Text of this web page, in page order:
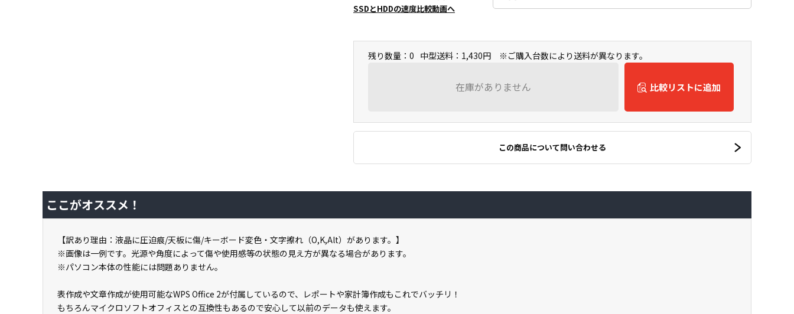
SSDとHDDの速度比較動画へ
残り数量：0 中型送料：1,430円 ※ご購入台数により送料が異なります。
在庫がありません 比較リストに追加
この商品について問い合わせる
ここがオススメ！
【訳あり理由：液晶に圧迫痕/天板に傷/キーボード変色・文字擦れ（O,K,Alt）があります。】
※画像は一例です。光源や角度によって傷や使用感等の状態の見え方が異なる場合があります。
※パソコン本体の性能には問題ありません。
表作成や文章作成が使用可能なWPS Office 2が付属しているので、レポートや家計簿作成もこれでバッチリ！
もちろんマイクロソフトオフィスとの互換性もあるので安心して以前のデータも使えます。